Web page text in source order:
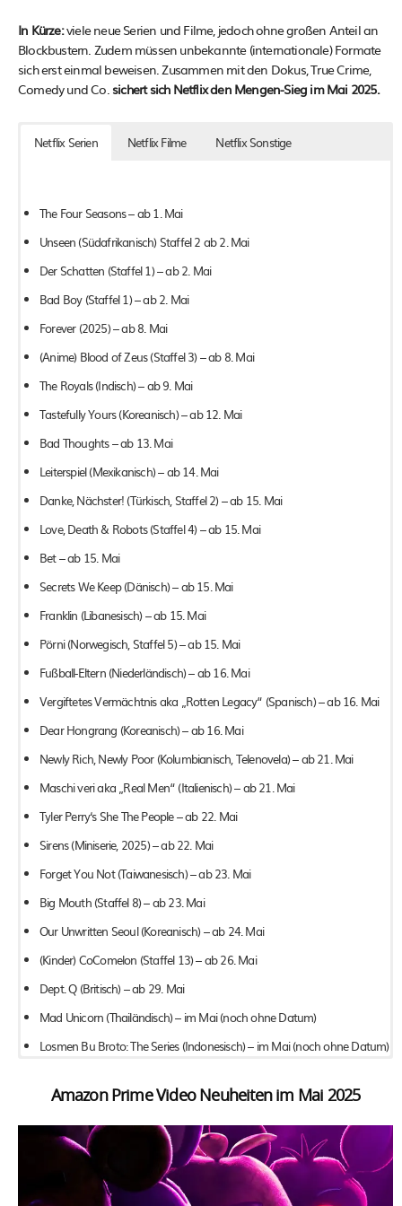
In Kürze:viele neue Serien und Filme, jedoch ohne großen Anteil an
Blockbustern. Zudem müssen unbekannte (internationale) Formate
sich erst einmal beweisen. Zusammen mit den Dokus, True Crime,
Comedy und Co.sichert sich Netflix den Mengen-Sieg im Mai 2025.
Netflix Serien Netflix Filme Netflix Sonstige
The Four Seasons – ab 1. Mai
Unseen (Südafrikanisch) Staffel 2 ab 2. Mai
Der Schatten (Staffel 1) – ab 2. Mai
Bad Boy (Staffel 1) – ab 2. Mai
Forever (2025) – ab 8. Mai
(Anime) Blood of Zeus (Staffel 3) – ab 8. Mai
The Royals (Indisch) – ab 9. Mai
Tastefully Yours (Koreanisch) – ab 12. Mai
Bad Thoughts – ab 13. Mai
Leiterspiel (Mexikanisch) – ab 14. Mai
Danke, Nächster! (Türkisch, Staffel 2) – ab 15. Mai
Love, Death & Robots (Staffel 4) – ab 15. Mai
Bet – ab 15. Mai
Secrets We Keep (Dänisch) – ab 15. Mai
Franklin (Libanesisch) – ab 15. Mai
Pörni (Norwegisch, Staffel 5) – ab 15. Mai
Fußball-Eltern (Niederländisch) – ab 16. Mai
Vergiftetes Vermächtnis aka „Rotten Legacy“ (Spanisch) – ab 16. Mai
Dear Hongrang (Koreanisch) – ab 16. Mai
Newly Rich, Newly Poor (Kolumbianisch, Telenovela) – ab 21. Mai
Maschi veri aka „Real Men“ (Italienisch) – ab 21. Mai
Tyler Perry‘s She The People – ab 22. Mai
Sirens (Miniserie, 2025) – ab 22. Mai
Forget You Not (Taiwanesisch) – ab 23. Mai
Big Mouth (Staffel 8) – ab 23. Mai
Our Unwritten Seoul (Koreanisch) – ab 24. Mai
(Kinder) CoComelon (Staffel 13) – ab 26. Mai
Dept. Q (Britisch) – ab 29. Mai
Mad Unicorn (Thailändisch) – im Mai (noch ohne Datum)
Losmen Bu Broto: The Series (Indonesisch) – im Mai (noch ohne Datum)
Das schnelle Geld – ab 1. Mai
Eins und Eins macht vier – ab 1. Mai
The Northman – ab 7. Mai
Conan O‘Brien: The Kennedy Center Mark Twain Prize for American
Humor (Comedy) – ab 4. Mai
Die Briten und der Blitz (Doku) – ab 5. Mai
Amazon Prime Video Neuheiten im Mai 2025